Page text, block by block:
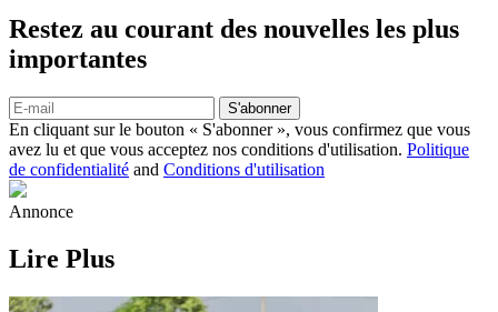
Restez au courant des nouvelles les plus
importantes
S'abonner
En cliquant sur le bouton « S'abonner », vous confirmez que vous
avez lu et que vous acceptez nos conditions d'utilisation. Politique
de confidentialité and Conditions d'utilisation
Annonce
Lire Plus